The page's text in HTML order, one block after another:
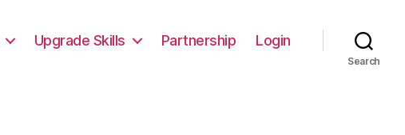
Upgrade Skills Partnership Login
Search